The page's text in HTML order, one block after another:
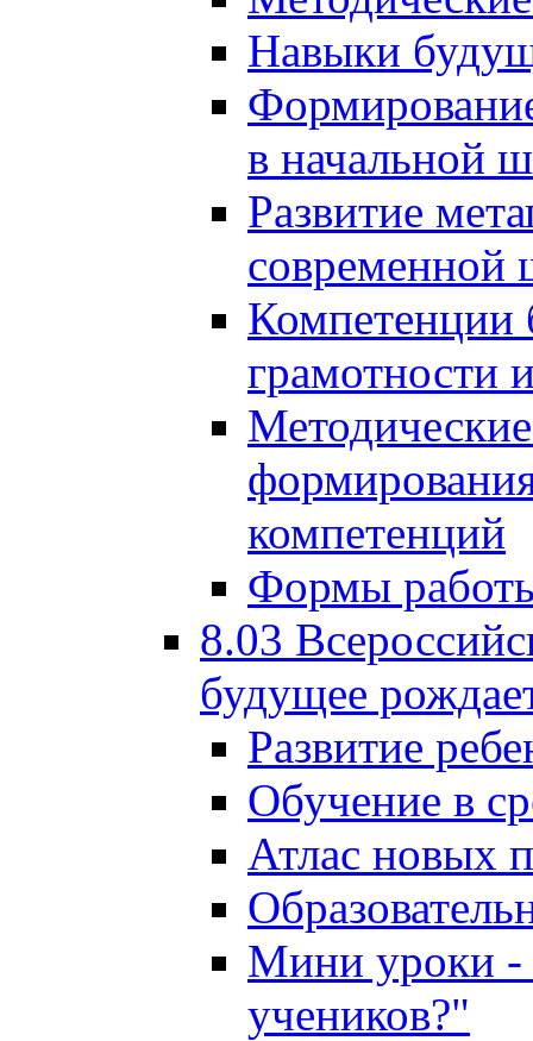
Навыки
в начальной
Развитие
современной
Компетенции
грамотности
компетенций
Формы
8.03
будущее
Развитие
Обучение в
Атлас новых
Мини уроки -
учеников?"